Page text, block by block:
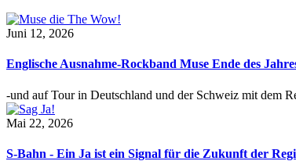
Juni 12, 2026
Englische Ausnahme-Rockband Muse Ende des
-und auf Tour in Deutschland und der Schweiz mit dem
Mai 22, 2026
S-Bahn - Ein Ja ist ein Signal für die Zukunft der